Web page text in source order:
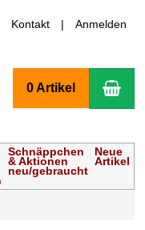
Kontakt Anmelden
0 Artikel
Schnäppchen
& Aktionen
neu/gebraucht
Neue
Artikel